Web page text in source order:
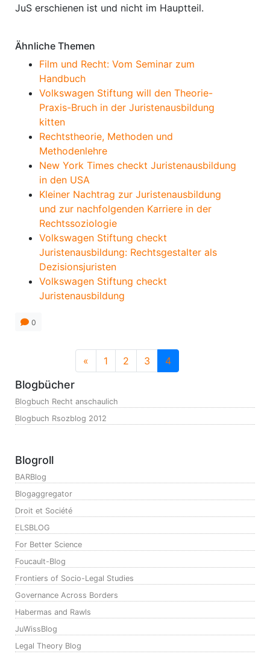
JuS erschienen ist und nicht im Hauptteil.
Ähnliche Themen
Film und Recht: Vom Seminar zum
Handbuch
Volkswagen Stiftung will den Theorie-
Praxis-Bruch in der Juristenausbildung
kitten
Rechtstheorie, Methoden und
Methodenlehre
New York Times checkt Juristenausbildung
in den USA
Kleiner Nachtrag zur Juristenausbildung
und zur nachfolgenden Karriere in der
Rechtssoziologie
Volkswagen Stiftung checkt
Juristenausbildung: Rechtsgestalter als
Dezisionsjuristen
Volkswagen Stiftung checkt
Juristenausbildung
0
« 1 2 3 4
Blogbücher
Blogbuch Recht anschaulich
Blogbuch Rsozblog 2012
Blogroll
BARBlog
Blogaggregator
Droit et Société
ELSBLOG
For Better Science
Foucault-Blog
Frontiers of Socio-Legal Studies
Governance Across Borders
Habermas and Rawls
JuWissBlog
Legal Theory Blog